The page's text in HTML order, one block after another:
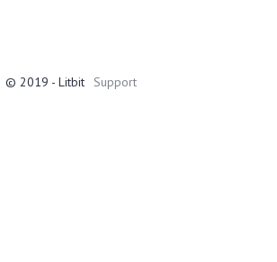
© 2019 - Litbit Support